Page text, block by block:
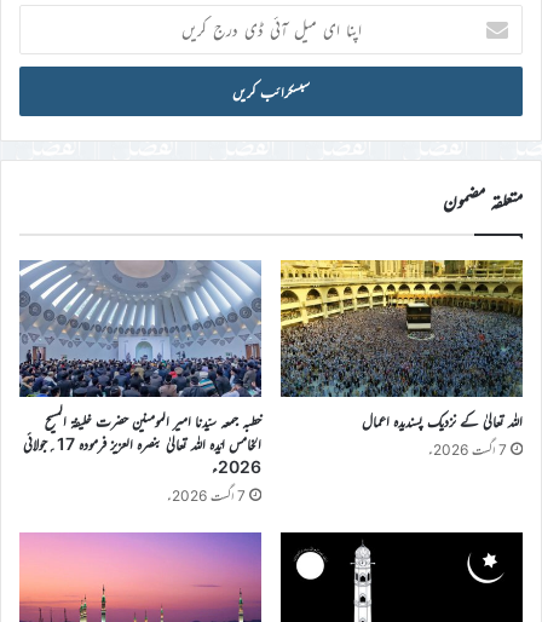
اپنا
ای
میل
ڈی
درج
کریں
متعلقہ مضمون
اللہ تعالیٰ کے نزدیک پسندیدہ اعمال
7 اگست 2026ء
خطبہ جمعہ سیّدنا امیر المومنین حضرت خلیفۃ المسیح
الخامس ایّدہ اللہ تعالیٰ بنصرہ العزیز فرمودہ 17؍جولائی
2026ء
7 اگست 2026ء